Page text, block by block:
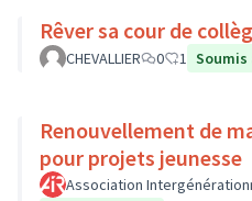
Rêver sa cour de
CHEVALLIER 0 1 Soumis
Renouvellement de
pour projets jeunesse
Association